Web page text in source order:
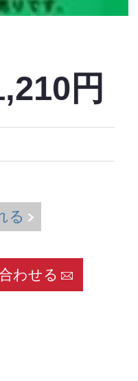
円
る
わせる